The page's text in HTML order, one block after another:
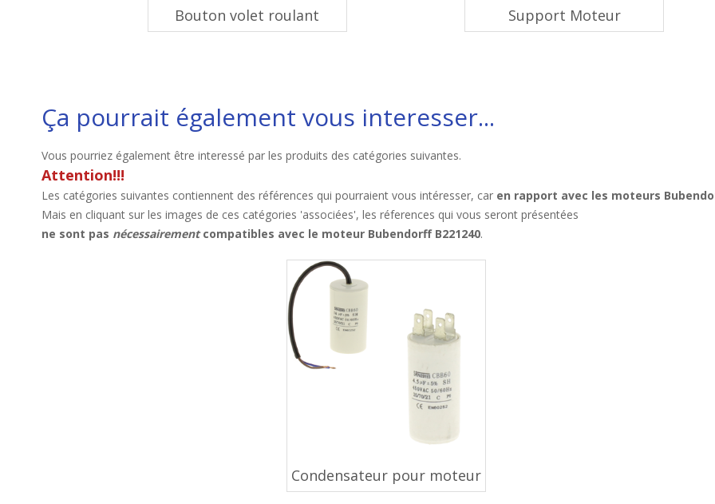
Bouton volet roulant Support Moteur
Ça pourrait également vous interesser...
Vous pourriez également être interessé par les produits des catégories suivantes.
Attention!!!
Les catégories suivantes contiennent des références qui pourraient vous intéresser, car en rapport avec les moteurs
Mais en cliquant sur les images de ces catégories 'associées', les réferences qui vous seront présentées
ne sont pas nécessairementcompatibles avec le moteur Bubendorff B221240.
Condensateur pour moteur